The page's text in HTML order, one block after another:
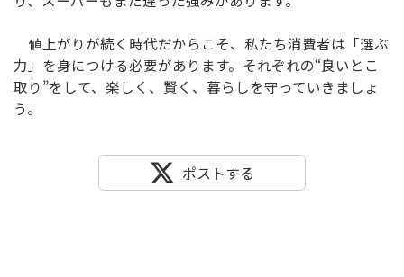
値上がりが続く時代だからこそ、私たち消費者は「選ぶ
力」を身につける必要があります。それぞれの“良いとこ
取り”をして、楽しく、賢く、暮らしを守っていきましょ
う。
ポストする